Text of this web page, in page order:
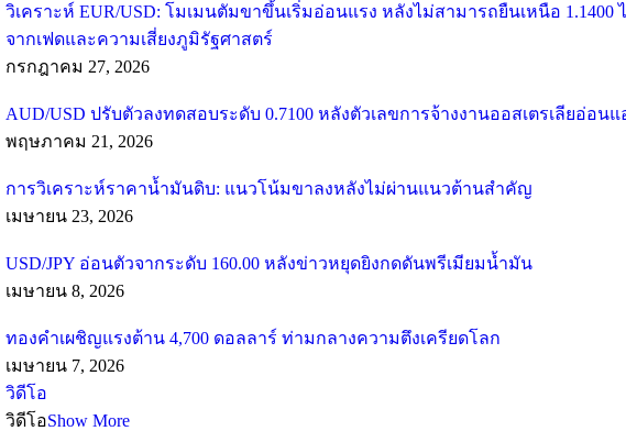
วิเคราะห์ EUR/USD: โมเมนตัมขาขึ้นเริ่มอ่อนแรง หลังไม่สามารถยืนเหนือ 1.1400
จากเฟดและความเสี่ยงภูมิรัฐศาสตร์
กรกฎาคม 27, 2026
AUD/USD ปรับตัวลงทดสอบระดับ 0.7100 หลังตัวเลขการจ้างงานออสเตรเลียอ่อน
พฤษภาคม 21, 2026
การวิเคราะห์ราคาน้ำมันดิบ: แนวโน้มขาลงหลังไม่ผ่านแนวต้านสำคัญ
เมษายน 23, 2026
USD/JPY อ่อนตัวจากระดับ 160.00 หลังข่าวหยุดยิงกดดันพรีเมียมน้ำมัน
เมษายน 8, 2026
ทองคำเผชิญแรงต้าน 4,700 ดอลลาร์ ท่ามกลางความตึงเครียดโลก
เมษายน 7, 2026
วิดีโอ
วิดีโอShow More